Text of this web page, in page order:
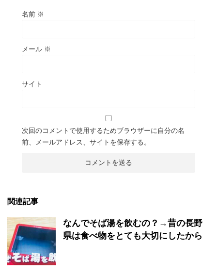
名前 ※
メール ※
サイト
次回のコメントで使用するためブラウザーに自分の名
前、メールアドレス、サイトを保存する。
関連記事
なんでそば湯を飲むの？→昔の長野
県は食べ物をとても大切にしたから